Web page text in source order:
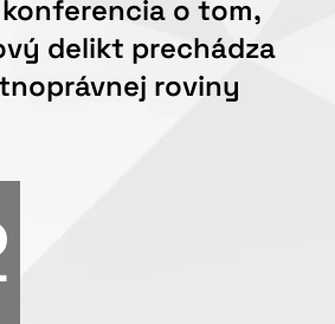
o tom,
delikt prechádza
roviny